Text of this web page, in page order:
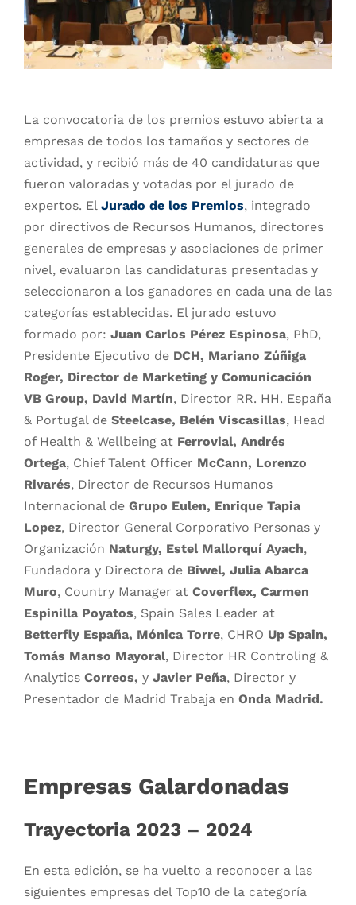
La convocatoria de los premios estuvo abierta a
empresas de todos los tamaños y sectores de
actividad, y recibió más de 40 candidaturas que
fueron valoradas y votadas por el jurado de
expertos. El Jurado de los Premios, integrado
por directivos de Recursos Humanos, directores
generales de empresas y asociaciones de primer
nivel, evaluaron las candidaturas presentadas y
seleccionaron a los ganadores en cada una de las
categorías establecidas. El jurado estuvo
formado por: Juan Carlos Pérez Espinosa, PhD,
Presidente Ejecutivo de DCH, Mariano Zúñiga
Roger, Director de Marketing y Comunicación
VB Group, David Martín, Director RR. HH. España
& Portugal de Steelcase, Belén Viscasillas, Head
of Health & Wellbeing at Ferrovial, Andrés
Ortega, Chief Talent Officer McCann, Lorenzo
Rivarés, Director de Recursos Humanos
Internacional de Grupo Eulen, Enrique Tapia
Lopez, Director General Corporativo Personas y
Organización Naturgy, Estel Mallorquí Ayach,
Fundadora y Directora de Biwel, Julia Abarca
Muro, Country Manager at Coverflex, Carmen
Espinilla Poyatos, Spain Sales Leader at
Betterfly España, Mónica Torre, CHRO Up Spain,
Tomás Manso Mayoral, Director HR Controling &
Analytics Correos, y Javier Peña, Director y
Presentador de Madrid Trabaja en Onda Madrid.
Empresas Galardonadas
Trayectoria 2023 – 2024
En esta edición, se ha vuelto a reconocer a las
siguientes empresas del Top10 de la categoría